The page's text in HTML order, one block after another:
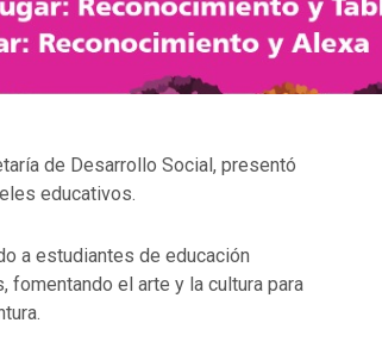
de Desarrollo Social, presentó
educativos.
a estudiantes de educación
fomentando el arte y la cultura para